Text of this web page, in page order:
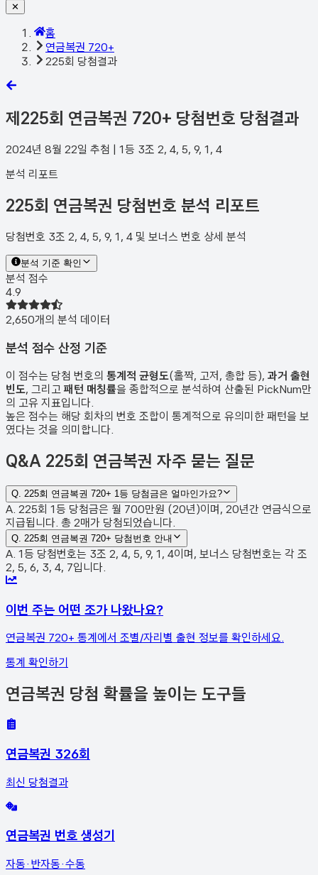
✕
홈
연금복권 720+
225회 당첨결과
제225회 연금복권 720+ 당첨번호 당첨결과
2024년 8월 22일 추첨 | 1등 3조 2, 4, 5, 9, 1, 4
분석 리포트
225회 연금복권 당첨번호 분석 리포트
당첨번호 3조 2, 4, 5, 9, 1, 4 및 보너스 번호 상세 분석
분석 기준 확인
분석 점수
4.9
2,650개의 분석 데이터
분석 점수 산정 기준
이 점수는 당첨 번호의 통계적 균형도(홀짝, 고저, 총합 등), 과거 출현
빈도, 그리고 패턴 매칭률을 종합적으로 분석하여 산출된 PickNum만
의 고유 지표입니다.
높은 점수는 해당 회차의 번호 조합이 통계적으로 유의미한 패턴을 보
였다는 것을 의미합니다.
Q&A 225회 연금복권 자주 묻는 질문
Q. 225회 연금복권 720+ 1등 당첨금은 얼마인가요?
A. 225회 1등 당첨금은 월 700만원 (20년)이며, 20년간 연금식으로
지급됩니다. 총 2매가 당첨되었습니다.
Q. 225회 연금복권 720+ 당첨번호 안내
A. 1등 당첨번호는 3조 2, 4, 5, 9, 1, 4이며, 보너스 당첨번호는 각 조
2, 5, 6, 3, 4, 7입니다.
이번 주는 어떤 조가 나왔나요?
연금복권 720+ 통계에서 조별/자리별 출현 정보를 확인하세요.
통계 확인하기
연금복권 당첨 확률을 높이는 도구들
연금복권 326회
최신 당첨결과
연금복권 번호 생성기
자동·반자동·수동